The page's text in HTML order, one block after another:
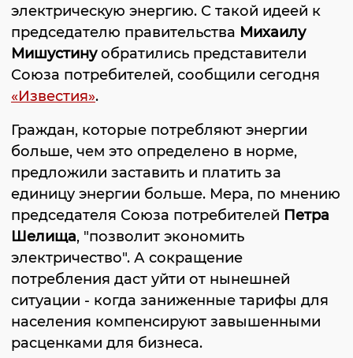
электрическую энергию. С такой идеей к
председателю правительства Михаилу
Мишустинуобратились представители
Союза потребителей, сообщили сегодня
«Известия».
Граждан, которые потребляют энергии
больше, чем это определено в норме,
предложили заставить и платить за
единицу энергии больше. Мера, по мнению
председателя Союза потребителей Петра
Шелища, "позволит экономить
электричество". А сокращение
потребления даст уйти от нынешней
ситуации - когда заниженные тарифы для
населения компенсируют завышенными
расценками для бизнеса.